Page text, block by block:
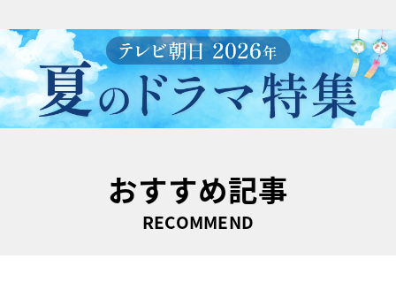
おすすめ記事
RECOMMEND